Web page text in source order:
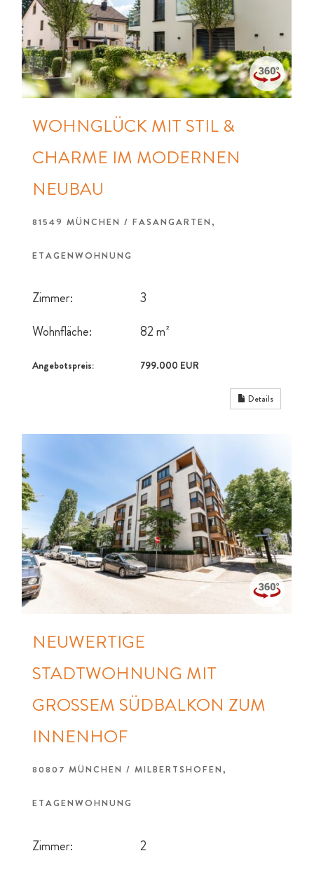
WOHNGLÜCK MIT STIL &
CHARME IM MODERNEN
NEUBAU
81549 MÜNCHEN / FASANGARTEN,
ETAGENWOHNUNG
Zimmer:
3
Wohnfläche:
82 m²
Angebotspreis: 799.000 EUR
Details
NEUWERTIGE
STADTWOHNUNG MIT
GROSSEM SÜDBALKON ZUM I
NNENHOF
80807 MÜNCHEN / MILBERTSHOFEN,
ETAGENWOHNUNG
Zimmer:
2